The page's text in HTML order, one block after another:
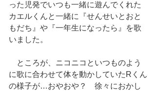
った児発でいつも一緒に遊んでくれた
カエルくんと一緒に『せんせいとおと
もだち』や『一年生になったら』を歌
いました。
ところが、ニコニコといつものよう
に歌に合わせて体を動かしていたRくん
の様子が…おやおや？　徐々におかし